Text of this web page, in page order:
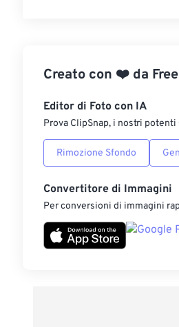
Creato con ❤️ da
Editor di Foto con IA
Prova ClipSnap, i nostri
Rimozione Sfondo
Convertitore di Immagini
Per conversioni di immagini